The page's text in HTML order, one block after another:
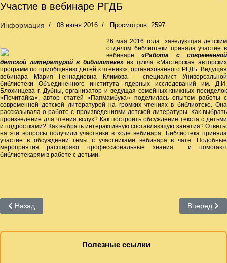
Участие в вебинаре РГДБ
Информация 08 июня 2016 Просмотров: 2597
26 мая 2016 года заведующая детским
отделом библиотеки приняла участие в
вебинаре«Работа с современной
детской литературой в библиотеке»из цикла «Мастерская авторских
программ по приобщению детей к чтению», организованного РГДБ. Ведущая
вебинара Мария Геннадиевна Климова – специалист Универсальной
библиотеки Объединенного института ядерных исследований им. Д.И.
Блохинцева г. Дубны, организатор и ведущая семейных книжных посиделок
«Почитайка», автор статей «Папмамбука» поделилась опытом работы с
современной детской литературой на громких чтениях в библиотеке. Она
рассказывала о работе с произведениями детской литературы. Как выбрать
произведение для чтения вслух? Как построить обсуждение текста с детьми
и подростками? Как выбрать интерактивную составляющую занятия? Ответы
на эти вопросы получили участники в ходе вебинара. Библиотека приняла
участие в обсуждении темы с участниками вебинара в чате. Подобные
мероприятия расширяют профессиональные знания и помогают
библиотекарям в работе с детьми.
Предыдущий: Повышение профессионального уровня
Назад Вперед
Полезные ссылки